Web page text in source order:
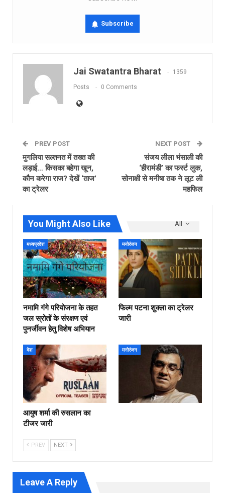
Subscribe
Jai Swatantra Bharat 1359
Posts 0 Comments
PREV POST
मुगलिया सल्तनत में तख्त की
लड़ाई… किसका बहेगा खून,
कौन करेगा राज? देखें ‘ताज’
का ट्रेलर
NEXT POST
संजय लीला भंसाली की
‘हीरामंडी’ का फर्स्ट लुक,
सोनाक्षी से मनीषा तक ने लूट ली
महफिल
All
You Might Also Like
मध्यप्रदेश
नमामि गंगे परियोजना के तहत
जल स्रोतों के संरक्षण एवं
पुनर्जीवन हेतु विशेष अभियान
मनोरंजन
फिल्‍म पटना शुक्ला का ट्रेलर
जारी
देश
आयुष शर्मा की रुसलान का
टीजर जारी
मनोरंजन
PREV NEXT
Leave A Reply